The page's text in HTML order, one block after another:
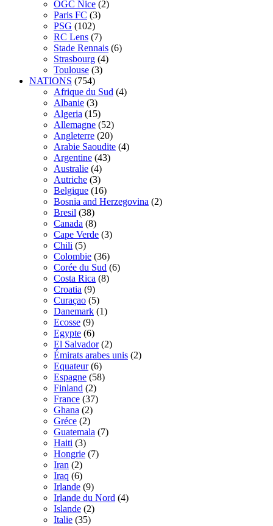
OGC Nice (2)
Paris FC (3)
PSG (102)
RC Lens (7)
Stade Rennais (6)
Strasbourg (4)
Toulouse (3)
NATIONS (754)
Afrique du Sud (4)
Albanie (3)
Algeria (15)
Allemagne (52)
Angleterre (20)
Arabie Saoudite (4)
Argentine (43)
Australie (4)
Autriche (3)
Belgique (16)
Bosnia and Herzegovina (2)
Bresil (38)
Canada (8)
Cape Verde (3)
Chili (5)
Colombie (36)
Corée du Sud (6)
Costa Rica (8)
Croatia (9)
Curaçao (5)
Danemark (1)
Ecosse (9)
Egypte (6)
El Salvador (2)
Émirats arabes unis (2)
Equateur (6)
Espagne (58)
Finland (2)
France (37)
Ghana (2)
Gréce (2)
Guatemala (7)
Haiti (3)
Hongrie (7)
Iran (2)
Iraq (6)
Irlande (9)
Irlande du Nord (4)
Islande (2)
Italie (35)